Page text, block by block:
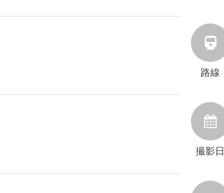
路線
撮影日